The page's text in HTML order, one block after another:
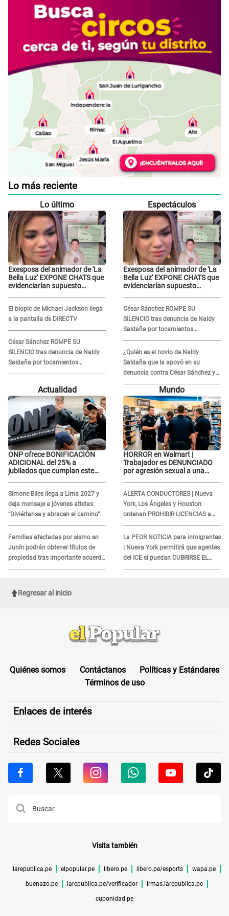
Lo más reciente
Lo último
Exesposa del animador de 'La
Bella Luz' EXPONE CHATS que
evidenciarían supuesto
pareja
El biopic de Michael Jackson llega
a la pantalla de DIRECTV
César Sánchez ROMPE SU
SILENCIO tras denuncia de Naldy
Saldaña por tocamientos
indebidos: "Pido respetar la
Espectáculos
Exesposa del animador de 'La
Bella Luz' EXPONE CHATS que
evidenciarían supuesto
pareja
César Sánchez ROMPE SU
SILENCIO tras denuncia de Naldy
Saldaña por tocamientos
indebidos: "Pido respetar la
presunción de inocencia"
¿Quién es el novio de Naldy
Saldaña que la apoyó en su
denuncia contra César Sánchez y
confrontó al dueño de 'La Bella
Actualidad
ONP ofrece BONIFICACIÓN
ADICIONAL del 25% a
jubilados que cumplan este
Simone Biles llega a Lima 2027 y
deja mensaje a jóvenes atletas:
“Diviértanse y abracen el camino”
Familias afectadas por sismo en
Junín podrán obtener títulos de
propiedad tras importante acuerdo
de Cofopri
Mundo
HORROR en Walmart |
Trabajador es DENUNCIADO
por agresión sexual a una
ALERTA CONDUCTORES | Nueva
York, Los Ángeles y Houston
ordenan PROHIBIR LICENCIAS a
quienes no presenten ESTE
DOCUMENTO
La PEOR NOTICIA para inmigrantes
| Nueva York permitirá que agentes
del ICE si puedan CUBRIRSE EL
ROSTRO
Regresar al inicio
Quiénes somos Contáctanos
Políticas y Estándares
Términos de uso
Enlaces de interés
Redes Sociales
Visita también
larepublica.pe elpopular.pe libero.pe libero.pe/esports wapa.pe
buenazo.pe larepublica.pe/verificador lrmas.larepublica.pe
cuponidad.pe